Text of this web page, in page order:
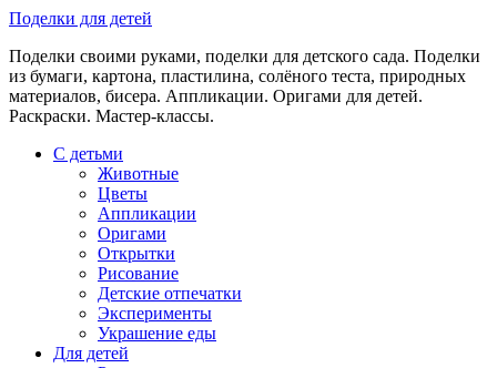
Skip
content
Поделки для детей
Поделки своими руками, поделки для детского сада. Поделки
из бумаги, картона, пластилина, солёного теста, природных
материалов, бисера. Аппликации. Оригами для детей.
Раскраски. Мастер-классы.
С детьми
Животные
Цветы
Аппликации
Оригами
Открытки
Рисование
Детские отпечатки
Эксперименты
Украшение еды
Для детей